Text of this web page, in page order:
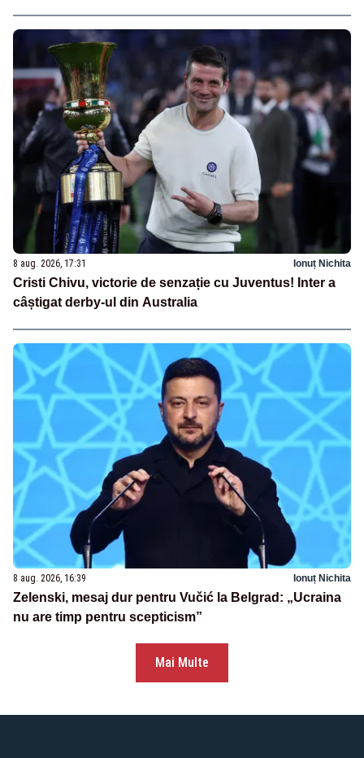
8 aug. 2026, 17:31 Ionuț Nichita
Cristi Chivu, victorie de senzație cu Juventus! Inter a
câștigat derby-ul din Australia
8 aug. 2026, 16:39 Ionuț Nichita
Zelenski, mesaj dur pentru Vučić la Belgrad: „Ucraina
nu are timp pentru scepticism”
Mai Multe